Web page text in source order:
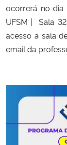
Ministério do Turismo
Ministério do
Secretaria de Governo
ocorrerá no dia
UFSM | Sala
acesso a sala
email da